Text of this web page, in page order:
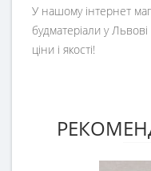
У нашому інтернет
будматеріали у
ціни і якості!